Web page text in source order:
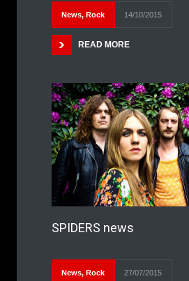
News, Rock 14/10/2015
READ MORE
SPIDERS news
News, Rock 27/07/2015